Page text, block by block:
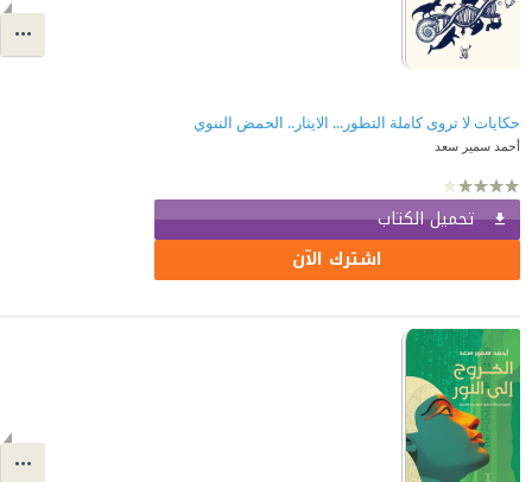
حكايات لا تروى كاملة التطور... الايثار.. الحمض الننوي
أحمد سمير سعد
تحميل الكتاب
اشترك الآن